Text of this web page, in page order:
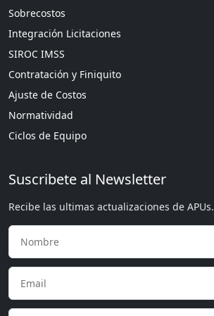
Sobrecostos
Integración Licitaciones
SIROC IMSS
Contratación y Finiquito
Ajuste de Costos
Normatividad
Ciclos de Equipo
Suscribete al Newsletter
Recibe las ultimas actualizaciones de APUs.